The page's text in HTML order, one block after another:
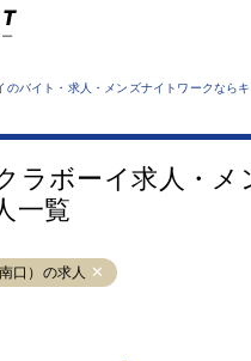
業種から探す
運営者情報
サイトマップ
のバイト・求人・メンズナイトワークなら
ラボーイ求人・メ
一覧
口）の求人
池袋